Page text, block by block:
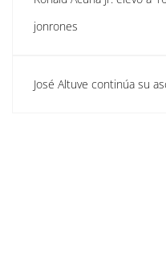
jonrones
José Altuve continúa su